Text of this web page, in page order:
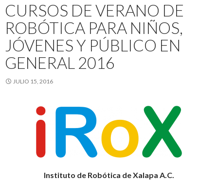
CURSOS DE VERANO DE
ROBÓTICA PARA NIÑOS,
JÓVENES Y PÚBLICO EN
GENERAL 2016
JULIO 15, 2016
Instituto de Robótica de Xalapa A.C.